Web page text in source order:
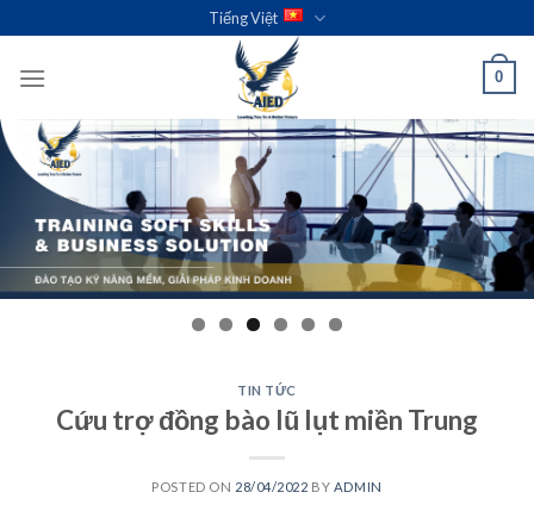
to
content
Tiếng Việt
0
TIN TỨC
Cứu trợ đồng bào lũ lụt miền Trung
POSTED ON 28/04/2022 BY ADMIN